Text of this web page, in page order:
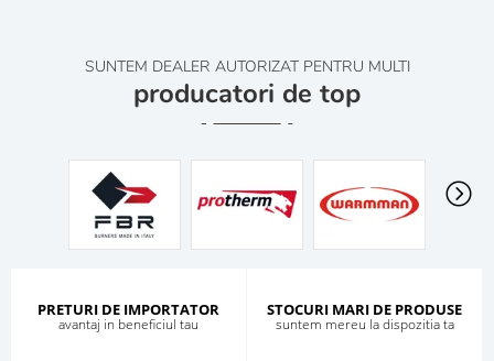
SUNTEM DEALER AUTORIZAT PENTRU MULTI
producatori de top
PRETURI DE IMPORTATOR
avantaj in beneficiul tau
STOCURI MARI DE PRODUSE
suntem mereu la dispozitia ta